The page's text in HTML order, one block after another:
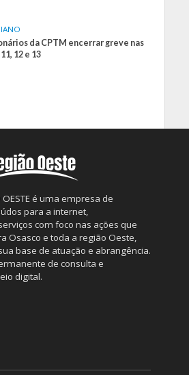
da CPTM encerrar greve nas
12 e 13
OESTE é uma empresa de
para a internet,
com foco nas ações que
Osasco e toda a região Oeste,
base de atuação e abrangência.
de consulta e
digital.